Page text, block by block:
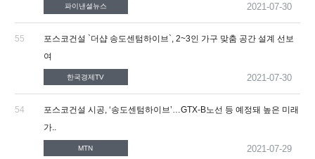
파이낸셜뉴스 2021-07-30
55
포스코건설 `더샵 송도센텀하이브`, 2~3인 가구 맞춤 공간 설계 선보
여
한국경제TV 2021-07-30
54
포스코건설 시공, ‘송도센텀하이브’…GTX-B노선 등 예정돼 높은 미래
가..
MTN 2021-07-29